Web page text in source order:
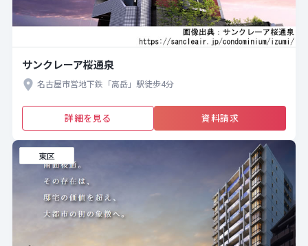
サンクレーア桜通泉
名古屋市営地下鉄「高岳」駅徒歩4分
詳細を見る 資料請求
東区